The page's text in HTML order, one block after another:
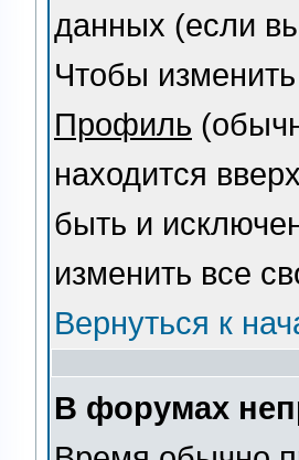
данных (если
Чтобы
Профиль
находится
быть и
изменить все
Вернуться к
В форумах